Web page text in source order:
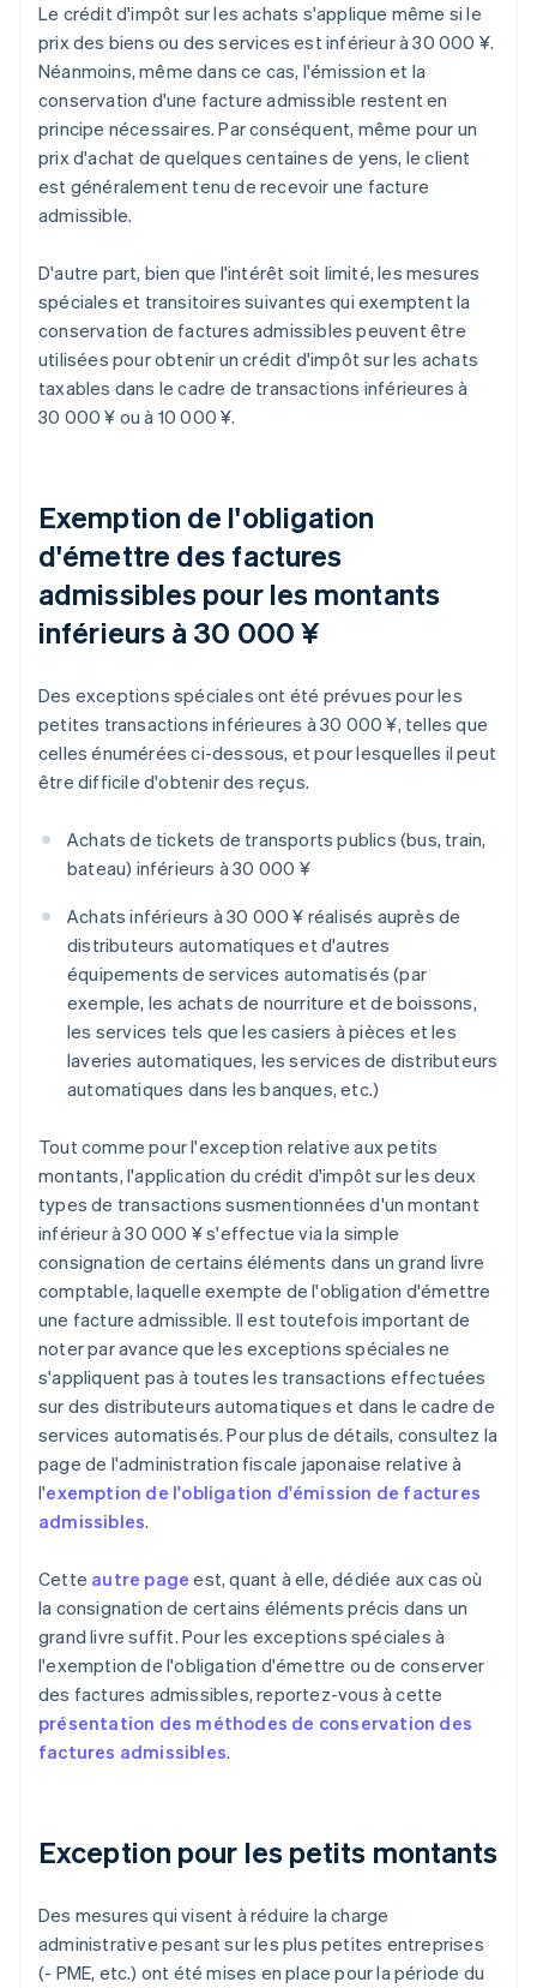
Le crédit d'impôt sur les achats s'applique même si le
prix des biens ou des services est inférieur à 30 000 ¥.
Néanmoins, même dans ce cas, l'émission et la
conservation d'une facture admissible restent en
principe nécessaires. Par conséquent, même pour un
prix d'achat de quelques centaines de yens, le client
est généralement tenu de recevoir une facture
admissible.
D'autre part, bien que l'intérêt soit limité, les mesures
spéciales et transitoires suivantes qui exemptent la
conservation de factures admissibles peuvent être
utilisées pour obtenir un crédit d'impôt sur les achats
taxables dans le cadre de transactions inférieures à
30 000 ¥ ou à 10 000 ¥.
Exemption de l'obligation
d'émettre des factures
admissibles pour les montants
inférieurs à 30 000 ¥
Des exceptions spéciales ont été prévues pour les
petites transactions inférieures à 30 000 ¥, telles que
celles énumérées ci-dessous, et pour lesquelles il peut
être difficile d'obtenir des reçus.
Achats de tickets de transports publics (bus, train,
bateau) inférieurs à 30 000 ¥
Achats inférieurs à 30 000 ¥ réalisés auprès de
distributeurs automatiques et d'autres
équipements de services automatisés (par
exemple, les achats de nourriture et de boissons,
les services tels que les casiers à pièces et les
laveries automatiques, les services de distributeurs
automatiques dans les banques, etc.)
Tout comme pour l'exception relative aux petits
montants, l'application du crédit d'impôt sur les deux
types de transactions susmentionnées d'un montant
inférieur à 30 000 ¥ s'effectue via la simple
consignation de certains éléments dans un grand livre
comptable, laquelle exempte de l'obligation d'émettre
une facture admissible. Il est toutefois important de
noter par avance que les exceptions spéciales ne
s'appliquent pas à toutes les transactions effectuées
sur des distributeurs automatiques et dans le cadre de
services automatisés. Pour plus de détails, consultez la
page de l'administration fiscale japonaise relative à
l'exemption de l'obligation d'émission de factures
admissibles.
Cette autre page est, quant à elle, dédiée aux cas où
la consignation de certains éléments précis dans un
grand livre suffit. Pour les exceptions spéciales à
l'exemption de l'obligation d'émettre ou de conserver
des factures admissibles, reportez-vous à cette
présentation des méthodes de conservation des
factures admissibles.
Exception pour les petits montants
Des mesures qui visent à réduire la charge
administrative pesant sur les plus petites entreprises
(- PME, etc.) ont été mises en place pour la période du